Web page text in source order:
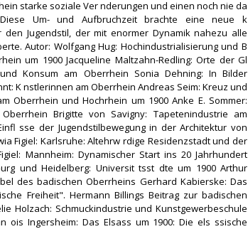
starke soziale Ver nderungen und einen noch nie da
Diese Um- und Aufbruchzeit brachte eine neue k
den Jugendstil, der mit enormer Dynamik nahezu alle
Autor: Wolfgang Hug: Hochindustrialisierung und B
um 1900 Jacqueline Maltzahn-Redling: Orte der Gl
Konsum am Oberrhein Sonia Dehning: In Bilder
K nstlerinnen am Oberrhein Andreas Seim: Kreuz und
Oberrhein und Hochrhein um 1900 Anke E. Sommer:
Oberrhein Brigitte von Savigny: Tapetenindustrie am
sse der Jugendstilbewegung in der Architektur von
Figiel: Karlsruhe: Altehrw rdige Residenzstadt und der
Mannheim: Dynamischer Start ins 20 Jahrhundert
und Heidelberg: Universit tsst dte um 1900 Arthur
des badischen Oberrheins Gerhard Kabierske: Das
Freiheit". Hermann Billings Beitrag zur badischen
Holzach: Schmuckindustrie und Kunstgewerbeschule
ois Ingersheim: Das Elsass um 1900: Die els ssische